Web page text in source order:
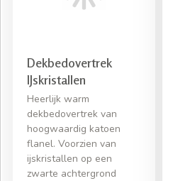
Gratis thuisbezorgd! *
beddengoed
Dekbedovertrek
IJskristallen
Heerlijk warm
dekbedovertrek van
hoogwaardig katoen
flanel. Voorzien van
ijskristallen op een
zwarte achtergrond